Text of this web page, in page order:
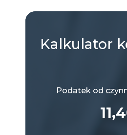
Kalkulator
Podatek od